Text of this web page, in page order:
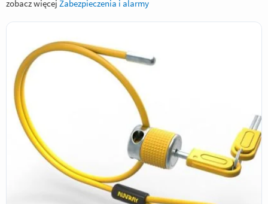
zobacz więcej Zabezpieczenia i alarmy